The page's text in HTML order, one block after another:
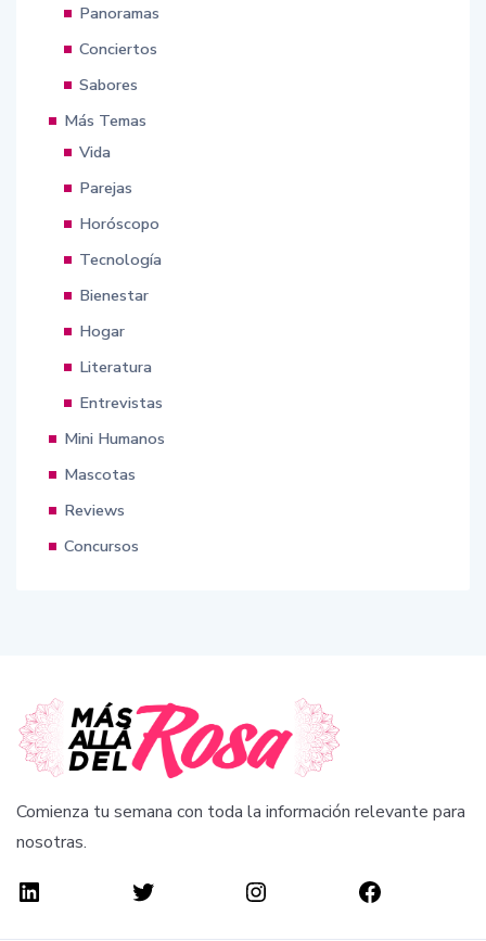
Panoramas
Conciertos
Sabores
Más Temas
Vida
Parejas
Horóscopo
Tecnología
Bienestar
Hogar
Literatura
Entrevistas
Mini Humanos
Mascotas
Reviews
Concursos
Comienza tu semana con toda la información relevante para
nosotras.